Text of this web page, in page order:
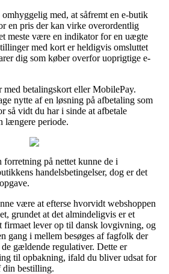
med, at såfremt en e-butik
en pris der kan virke overordentlig
meste være en indikator for en uægte
med kort er heldigvis omsluttet
dig som køber overfor uoprigtige e-
betalingskort eller MobilePay.
nytte af en løsning på afbetaling som
så vidt du har i sinde at afbetale
længere periode.
på nettet kunne de i
handelsbetingelser, dog er det
være at efterse hvorvidt webshoppen
grundet at det almindeligvis er et
firmaet lever op til dansk lovgivning, og
gang i mellem besøges af fagfolk der
gældende regulativer. Dette er
til opbakning, ifald du bliver udsat for
din bestilling.